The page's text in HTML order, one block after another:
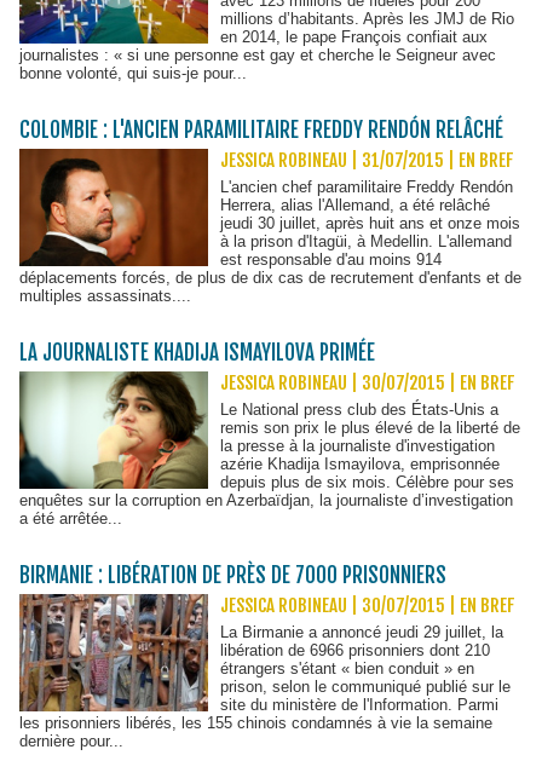
millions d’habitants. Après les JMJ de Rio
en 2014, le pape François confiait aux
journalistes : « si une personne est gay et cherche le Seigneur avec
bonne volonté, qui suis-je pour...
COLOMBIE : L'ANCIEN PARAMILITAIRE FREDDY RENDÓN RELÂCHÉ
JESSICA ROBINEAU | 31/07/2015 EN BREF
L'ancien chef paramilitaire Freddy Rendón
Herrera, alias l'Allemand, a été relâché
jeudi 30 juillet, après huit ans et onze mois
à la prison d'Itagüi, à Medellin. L'allemand
est responsable d'au moins 914
déplacements forcés, de plus de dix cas de recrutement d'enfants et de
multiples assassinats....
LA JOURNALISTE KHADIJA ISMAYILOVA PRIMÉE
JESSICA ROBINEAU | 30/07/2015 EN BREF
Le National press club des États-Unis a
remis son prix le plus élevé de la liberté de
la presse à la journaliste d'investigation
azérie Khadija Ismayilova, emprisonnée
depuis plus de six mois. Célèbre pour ses
enquêtes sur la corruption en Azerbaïdjan, la journaliste d’investigation
a été arrêtée...
BIRMANIE : LIBÉRATION DE PRÈS DE 7000 PRISONNIERS
JESSICA ROBINEAU | 30/07/2015 EN BREF
La Birmanie a annoncé jeudi 29 juillet, la
libération de 6966 prisonniers dont 210
étrangers s'étant « bien conduit » en
prison, selon le communiqué publié sur le
site du ministère de l'Information. Parmi
les prisonniers libérés, les 155 chinois condamnés à vie la semaine
dernière pour...